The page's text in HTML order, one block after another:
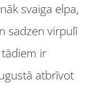
svaiga elpa,
sadzen virpulī
ir
atbrīvot